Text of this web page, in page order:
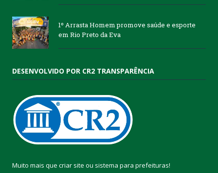
1º Arrasta Homem promove saúde e esporte
em Rio Preto da Eva
DESENVOLVIDO POR CR2 TRANSPARÊNCIA
Muito mais que criar site ou sistema para prefeituras!